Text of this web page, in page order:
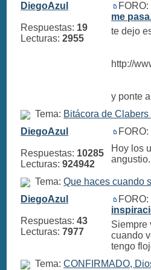
DiegoAzul
Respuestas: 19
Lecturas:2955
FORO:
me
te dejo
http://
y ponte
Tema: Bitácora de Clabers
DiegoAzul
Respuestas: 10285
Lecturas:924942
FORO:
Hoy los
angustio.
Tema:Que haces cuando
DiegoAzul
Respuestas:43
Lecturas:7977
FORO:
Siempre
cuando
tengo
Tema:CONFIRMADO,